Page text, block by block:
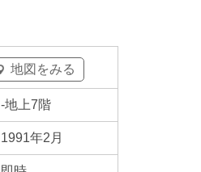
地図をみる
-地上7階
1991年2月